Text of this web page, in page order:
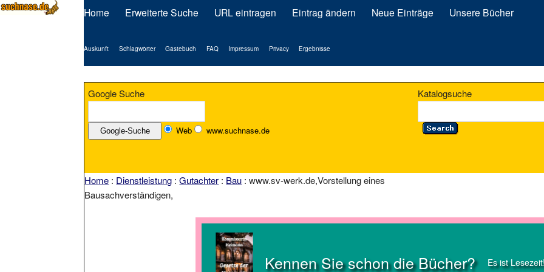
Home Erweiterte Suche URL eintragen Eintrag ändern Neue Einträge Unsere Bücher
Auskunft Schlagwörter Gästebuch FAQ Impressum Privacy Ergebnisse
Google Suche
Web www.suchnase.de
Katalogsuche
Home : Dienstleistung :Gutachter : Bau : www.sv-werk.de,Vorstellung eines
Bausachverständigen,
Kennen Sie schon die Bücher? Es ist